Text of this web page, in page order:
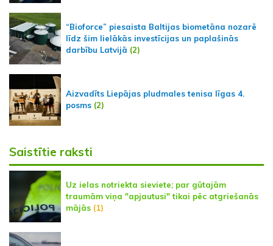
“Bioforce” piesaista Baltijas biometāna nozarē
līdz šim lielākās investīcijas un paplašinās
darbību Latvijā (2)
Aizvadīts Liepājas pludmales tenisa līgas 4.
posms (2)
Saistītie raksti
Uz ielas notriekta sieviete; par gūtajām
traumām viņa "apjautusi" tikai pēc atgriešanās
mājās (1)